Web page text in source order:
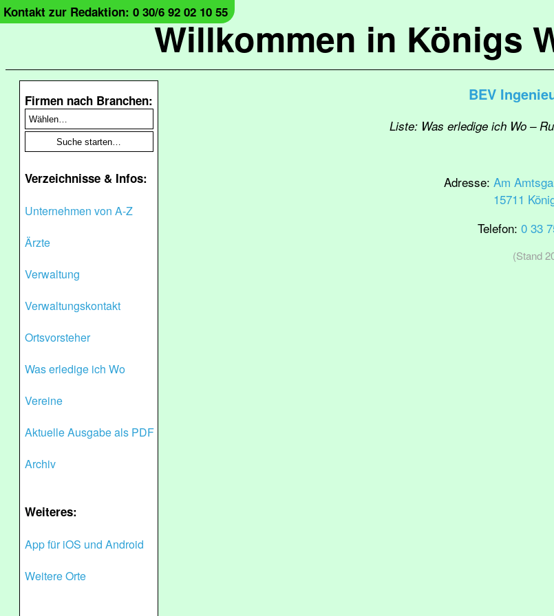
Willkommen in Königs
Kontakt zur Redaktion: 0 30/6 92 02 10 55
Firmen nach Branchen:
Verzeichnisse & Infos:
Unternehmen von A-Z
Ärzte
Verwaltung
Verwaltungskontakt
Ortsvorsteher
Was erledige ich Wo
Vereine
Aktuelle Ausgabe als PDF
Archiv
Weiteres:
App für iOS und Android
Weitere Orte
BEV
Liste: Was erledige ich Wo –
Adresse: Am
15711
Telefon: 0 33
(Stand